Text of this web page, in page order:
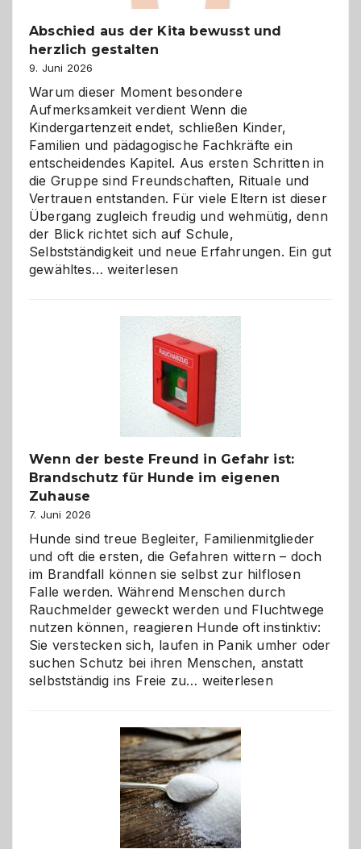
Abschied aus der Kita bewusst und
herzlich gestalten
9. Juni 2026
Warum dieser Moment besondere
Aufmerksamkeit verdient Wenn die
Kindergartenzeit endet, schließen Kinder,
Familien und pädagogische Fachkräfte ein
entscheidendes Kapitel. Aus ersten Schritten in
die Gruppe sind Freundschaften, Rituale und
Vertrauen entstanden. Für viele Eltern ist dieser
Übergang zugleich freudig und wehmütig, denn
der Blick richtet sich auf Schule,
Selbstständigkeit und neue Erfahrungen. Ein gut
gewähltes…Abschied
bewusst
herzlich
gestalten
weiterlesen
Wenn der beste Freund in Gefahr ist:
Brandschutz für Hunde im eigenen
Zuhause
7. Juni 2026
Hunde sind treue Begleiter, Familienmitglieder
und oft die ersten, die Gefahren wittern – doch
im Brandfall können sie selbst zur hilflosen
Falle werden. Während Menschen durch
Rauchmelder geweckt werden und Fluchtwege
nutzen können, reagieren Hunde oft instinktiv:
Sie verstecken sich, laufen in Panik umher oder
suchen Schutz bei ihren Menschen, anstatt
selbstständig ins Freie zu… Wenn
Freund
in
Gefahr
ist:
Brandschutz
für
Hunde
weiterlesen